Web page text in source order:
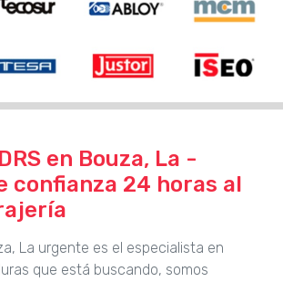
en Bouza, La -
confianza 24 horas al
La urgente es el especialista en
que está buscando, somos